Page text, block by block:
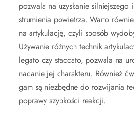
pozwala na uzyskanie
strumienia powietrza. Warto
na artykulację, czyli sposób
Używanie różnych technik
legato czy staccato, pozwala na
nadanie jej charakteru. Również
gam są niezbędne do rozwijania
poprawy szybkości reakcji.